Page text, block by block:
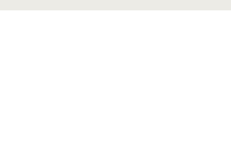
Innovative Transferprojekte